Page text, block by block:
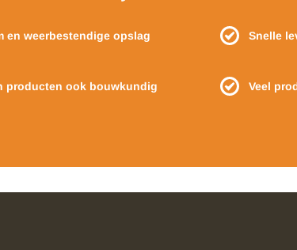
en weerbestendige opslag Snelle
producten ook bouwkundig
Veel